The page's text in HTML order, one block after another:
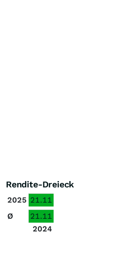
Rendite-Dreieck
2025 21.11
Ø
21.11
2024